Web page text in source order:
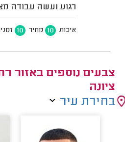
רגוע ועשה עבודה
איכות 10 מחיר 10
צבעים נוספים באזור
ציונה
בחירת עיר